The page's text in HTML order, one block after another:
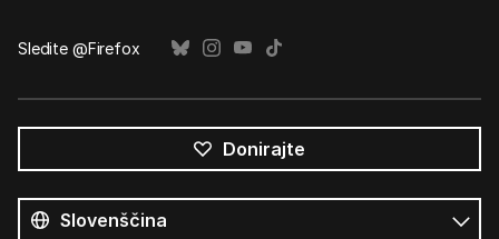
Sledite @Firefox
Donirajte
jeziki
Jezik